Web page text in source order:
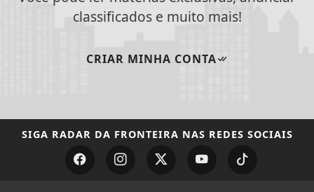
classificados e muito mais!
CRIAR MINHA CONTA
SIGA RADAR DA FRONTEIRA NAS REDES SOCIAIS